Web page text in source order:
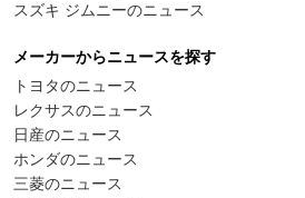
スズキ ジムニーのニュース
メーカーからニュースを探す
トヨタのニュース
レクサスのニュース
日産のニュース
ホンダのニュース
三菱のニュース